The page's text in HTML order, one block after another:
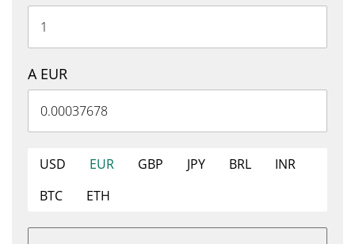
A EUR
USD EUR GBP JPY BRL
INR
BTC
ETH